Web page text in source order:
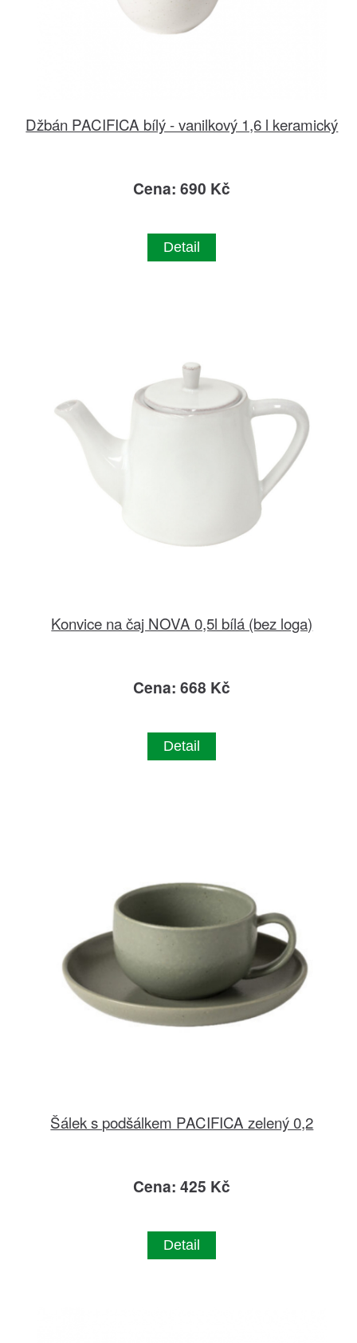
Džbán PACIFICA bílý - vanilkový 1,6 l keramický
Cena: 690 Kč
Detail
Konvice na čaj NOVA 0,5l bílá (bez loga)
Cena: 668 Kč
Detail
Šálek s podšálkem PACIFICA zelený 0,2
Cena: 425 Kč
Detail